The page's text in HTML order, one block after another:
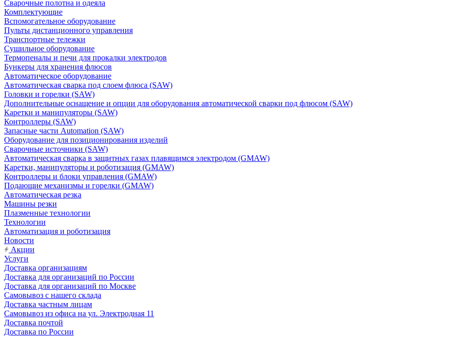
Сварочные полотна и одеяла
Комплектующие
Вспомогательное оборудование
Пульты дистанционного управления
Транспортные тележки
Сушильное оборудование
Термопеналы и печи для прокалки электродов
Бункеры для хранения флюсов
Автоматическое оборудование
Автоматическая сварка под слоем флюса (SAW)
Головки и горелки (SAW)
Дополнительные оснащение и опции для оборудования автоматической сварки под флюсом (SAW)
Каретки и манипуляторы (SAW)
Контроллеры (SAW)
Запасные части Automation (SAW)
Оборудование для позиционирования изделий
Сварочные источники (SAW)
Автоматическая сварка в защитных газах плавящимся электродом (GMAW)
Каретки, манипуляторы и роботизация (GMAW)
Контроллеры и блоки управления (GMAW)
Подающие механизмы и горелки (GMAW)
Автоматическая резка
Машины резки
Плазменные технологии
Технологии
Автоматизация и роботизация
Новости
Акции
Услуги
Доставка организациям
Доставка для организаций по России
Доставка для организаций по Москве
Самовывоз с нашего склада
Доставка частным лицам
Самовывоз из офиса на ул. Электродная 11
Доставка почтой
Доставка по России